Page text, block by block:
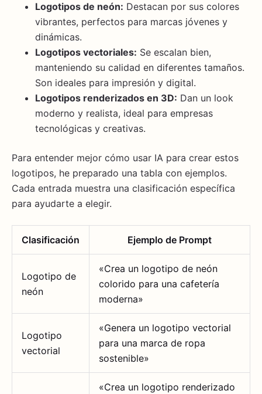
Logotipos de neón: Destacan por sus colores
vibrantes, perfectos para marcas jóvenes y
dinámicas.
Logotipos vectoriales: Se escalan bien,
manteniendo su calidad en diferentes tamaños.
Son ideales para impresión y digital.
Logotipos renderizados en 3D: Dan un look
moderno y realista, ideal para empresas
tecnológicas y creativas.
Para entender mejor cómo usar IA para crear estos
logotipos, he preparado una tabla con ejemplos.
Cada entrada muestra una clasificación específica
para ayudarte a elegir.
Clasificación Ejemplo de Prompt
Logotipo de
neón
«Crea un logotipo de neón
colorido para una cafetería
moderna»
Logotipo
vectorial
«Genera un logotipo vectorial
para una marca de ropa
sostenible»
«Crea un logotipo renderizado